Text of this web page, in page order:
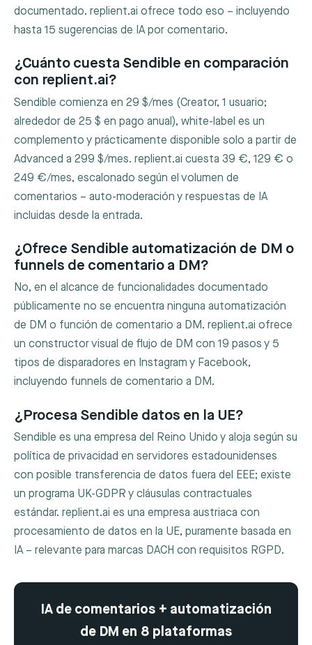
documentado. replient.ai ofrece todo eso – incluyendo
hasta 15 sugerencias de IA por comentario.
¿Cuánto cuesta Sendible en comparación
con replient.ai?
Sendible comienza en 29 $/mes (Creator, 1 usuario;
alrededor de 25 $ en pago anual), white-label es un
complemento y prácticamente disponible solo a partir de
Advanced a 299 $/mes. replient.ai cuesta 39 €, 129 € o
249 €/mes, escalonado según el volumen de
comentarios – auto-moderación y respuestas de IA
incluidas desde la entrada.
¿Ofrece Sendible automatización de DM o
funnels de comentario a DM?
No, en el alcance de funcionalidades documentado
públicamente no se encuentra ninguna automatización
de DM o función de comentario a DM. replient.ai ofrece
un constructor visual de flujo de DM con 19 pasos y 5
tipos de disparadores en Instagram y Facebook,
incluyendo funnels de comentario a DM.
¿Procesa Sendible datos en la UE?
Sendible es una empresa del Reino Unido y aloja según su
política de privacidad en servidores estadounidenses
con posible transferencia de datos fuera del EEE; existe
un programa UK-GDPR y cláusulas contractuales
estándar. replient.ai es una empresa austriaca con
procesamiento de datos en la UE, puramente basada en
IA – relevante para marcas DACH con requisitos RGPD.
IA de comentarios + automatización
de DM en 8 plataformas